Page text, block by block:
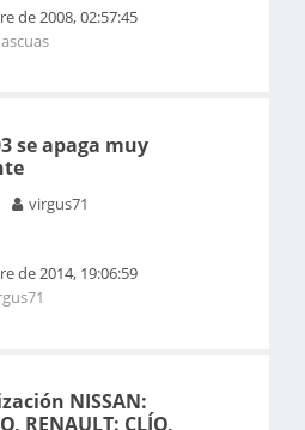
de 2008, 02:57:45
se apaga muy
virgus71
de 2014, 19:06:59
NISSAN:
RENAULT: CLÍO,